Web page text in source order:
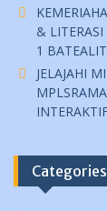
&
1 BATEALIT
JELAJAHI
Categories